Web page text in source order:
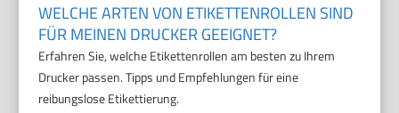
WELCHE ARTEN VON ETIKETTENROLLEN SIND
FÜR MEINEN DRUCKER GEEIGNET?
Erfahren Sie, welche Etikettenrollen am besten zu Ihrem
Drucker passen. Tipps und Empfehlungen für eine
reibungslose Etikettierung.